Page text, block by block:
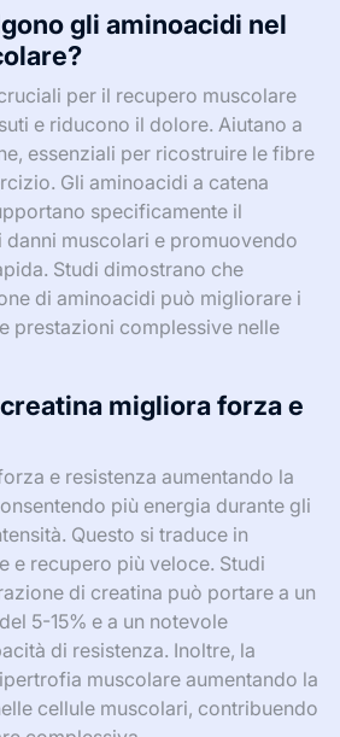
gli aminoacidi nel
per il recupero muscolare
e riducono il dolore. Aiutano a
essenziali per ricostruire le fibre
Gli aminoacidi a catena
specificamente il
muscolari e promuovendo
Studi dimostrano che
di aminoacidi può migliorare i
prestazioni complessive nelle
migliora forza e
e resistenza aumentando la
più energia durante gli
Questo si traduce in
e recupero più veloce. Studi
di creatina può portare a un
5-15% e a un notevole
di resistenza. Inoltre, la
muscolare aumentando la
cellule muscolari, contribuendo